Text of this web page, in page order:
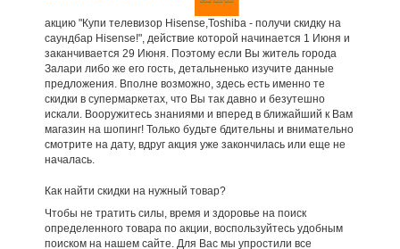
акцию "Купи телевизор Hisense,Toshiba - получи скидку на
саундбар Hisense!", действие которой начинается 1 Июня и
заканчивается 29 Июня. Поэтому если Вы житель города
Залари либо же его гость, детальненько изучите данные
предложения. Вполне возможно, здесь есть именно те
скидки в супермаркетах, что Вы так давно и безутешно
искали. Вооружитесь знаниями и вперед в ближайший к Вам
магазин на шопинг! Только будьте бдительны и внимательно
смотрите на дату, вдруг акция уже закончилась или еще не
началась.
Как найти скидки на нужный товар?
Чтобы не тратить силы, время и здоровье на поиск
определенного товара по акции, воспользуйтесь удобным
поиском на нашем сайте. Для Вас мы упростили все